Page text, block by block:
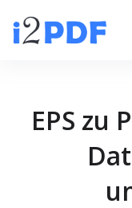
EPS zu